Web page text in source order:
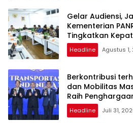
Gelar Audiensi,
Kementerian
Tingkatkan
Headline Agustus 1,
Berkontribusi
dan Mobilitas
Raih
Indonesia Awards
Headline Juli 31,